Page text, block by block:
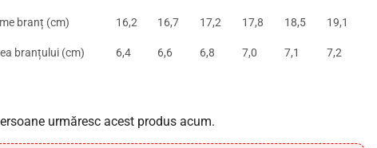
branț (cm) 16,2 16,7 17,2 17,8 18,5 19,1
branțului (cm) 6,4 6,6 6,8 7,0 7,1 7,2
urmăresc acest produs acum.